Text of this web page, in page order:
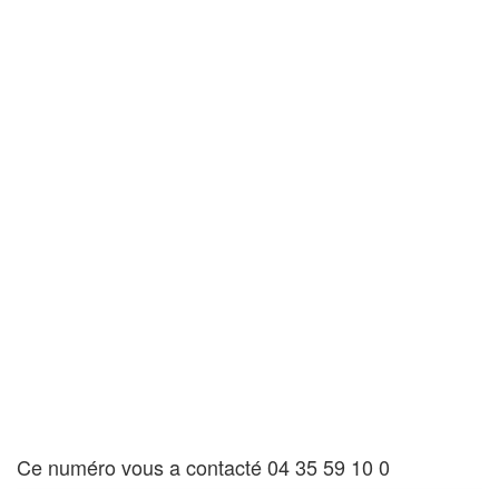
Ce numéro vous a contacté 04 35 59 10 0